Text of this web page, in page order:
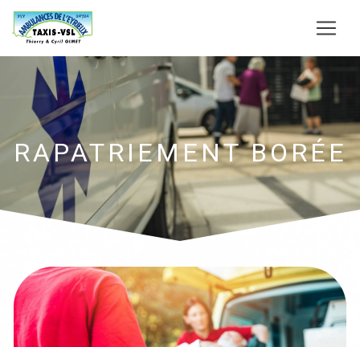
RAPATRIEMENT BORÉE
Panneau de gestion des cookies